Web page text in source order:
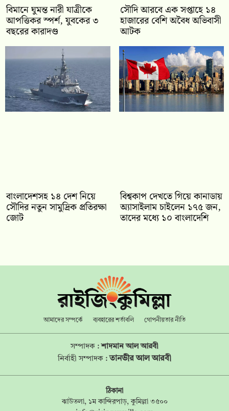
বিমানে ঘুমন্ত নারী যাত্রীকে
আপত্তিকর স্পর্শ, যুবকের ৩
বছরের কারাদণ্ড
সৌদি আরবে এক সপ্তাহে ১৪
হাজারের বেশি অবৈধ অভিবাসী
আটক
বাংলাদেশসহ ১৪ দেশ নিয়ে
সৌদির নতুন সামুদ্রিক প্রতিরক্ষা
জোট
বিশ্বকাপ দেখতে গিয়ে কানাডায়
অ্যাসাইলাম চাইলেন ১৭৫ জন,
তাদের মধ্যে ১০ বাংলাদেশি
আমাদের সম্পর্কে ব্যবহারের শর্তাবলি গোপনীয়তার নীতি
সম্পাদক :শাদমান আল আরবী
নির্বাহী সম্পাদক : তানভীর আল আরবী
ঠিকানা
ঝাউতলা, ১ম কান্দিরপাড়, কুমিল্লা ৩৫০০